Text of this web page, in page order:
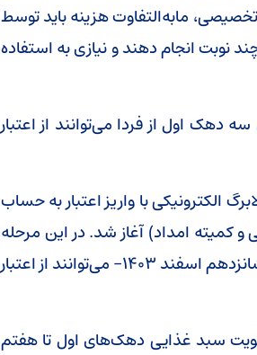
مابه‌التفاوت هزینه باید توسط
نوبت انجام دهند و نیازی به استفاده
دهک اول از فردا می‌توانند از اعتبار
الکترونیکی با واریز اعتبار به حساب
امداد) آغاز شد. در این مرحله
از طرح، خانوار‌های مشمول درآمدی اول تا سوم از فردا عصر -شانزدهم اسفند ۱۴۰۳- می‌توانند از اعتبار
سبد غذایی دهک‌های اول تا هفتم